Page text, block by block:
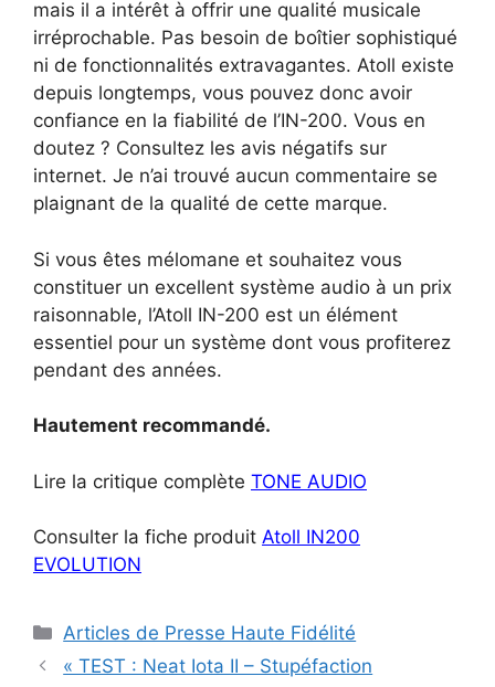
mais il a intérêt à offrir une qualité musicale
irréprochable. Pas besoin de boîtier sophistiqué
ni de fonctionnalités extravagantes. Atoll existe
depuis longtemps, vous pouvez donc avoir
confiance en la fiabilité de l’IN-200. Vous en
doutez ? Consultez les avis négatifs sur
internet. Je n’ai trouvé aucun commentaire se
plaignant de la qualité de cette marque.
Si vous êtes mélomane et souhaitez vous
constituer un excellent système audio à un prix
raisonnable, l’Atoll IN-200 est un élément
essentiel pour un système dont vous profiterez
pendant des années.
Hautement recommandé.
Lire la critique complète TONE AUDIO
Consulter la fiche produit Atoll IN200
EVOLUTION
Catégories
Articles de Presse Haute Fidélité
« TEST : Neat Iota II – Stupéfaction